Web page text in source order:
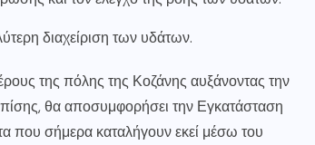
διαχείριση των υδάτων.
της πόλης της Κοζάνης αυξάνοντας την
θα αποσυμφορήσει την Εγκατάσταση
σήμερα καταλήγουν εκεί μέσω του